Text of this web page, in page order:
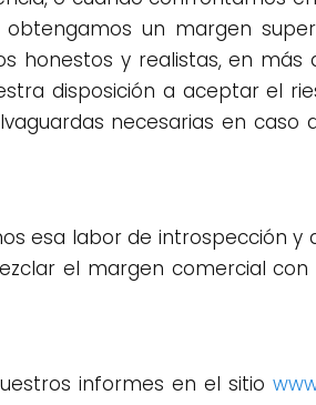
un margen
honestos y realistas, en
disposición a aceptar el
necesarias en
esa labor de introspección
el margen comercial
informes en el sitio